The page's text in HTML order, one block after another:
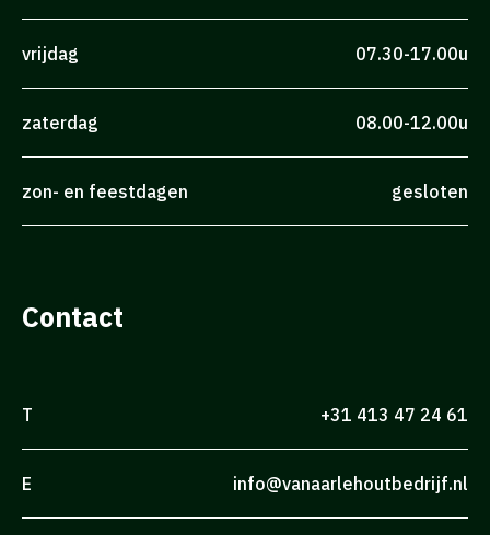
vrijdag 07.30-17.00u
zaterdag 08.00-12.00u
zon- en feestdagen gesloten
Contact
T +31 413 47 24 61
E info@vanaarlehoutbedrijf.nl